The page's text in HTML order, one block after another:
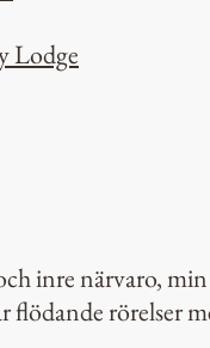
inre närvaro,
flödande rörelser
Lodge